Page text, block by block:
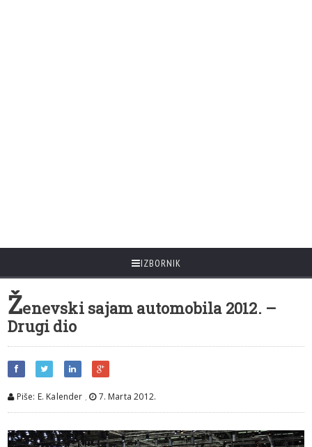
IZBORNIK
Ženevski sajam automobila 2012. –
Drugi dio
Piše: E. Kalender , 7. Marta 2012.